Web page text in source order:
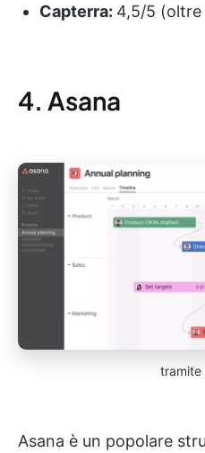
Capterra: 4,5/5 (oltre
4. Asana
tramite
Asana è un popolare